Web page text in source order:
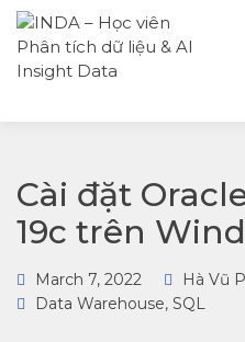
Cài đặt
19c trên
March 7, 2022
Hà Vũ
Data Warehouse, SQL